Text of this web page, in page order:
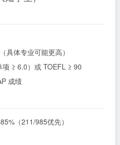
具体专业可能更高）
项 ≥ 6.0）或 TOEFL ≥ 90
成绩
（211/985优先）